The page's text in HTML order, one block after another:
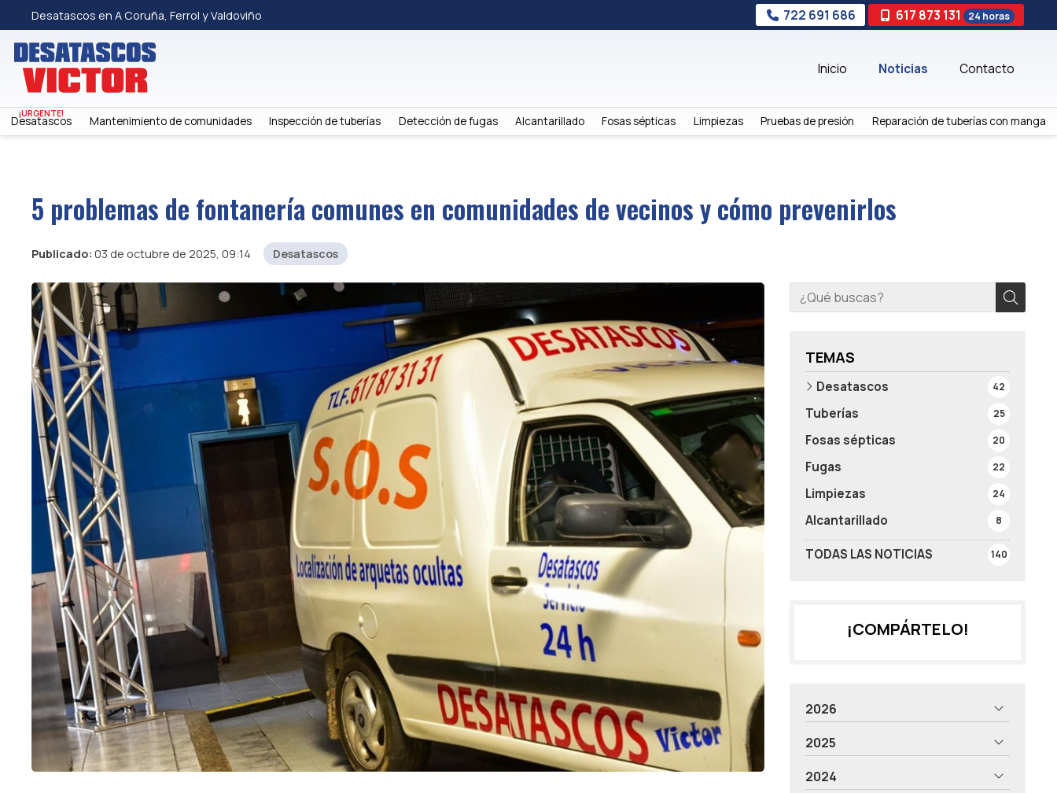
Desatascos en A Coruña, Ferrol y Valdoviño 722 691 686 617 873 131 24 horas
Inicio Noticias Contacto
Desatascos Mantenimiento de comunidades Inspección de tuberías Detección de fugas Alcantarillado Fosas sépticas Limpiezas Pruebas de presión Reparación de tuberías con manga
5 problemas de fontanería comunes en comunidades de vecinos y cómo prevenirlos
Publicado: 03 de octubre de 2025, 09:14 Desatascos
TEMAS
TODAS LAS NOTICIAS 140
Desatascos 42
Tuberías 25
Fosas sépticas 20
Fugas 22
Limpiezas 24
Alcantarillado 8
¡COMPÁRTELO!
2026
2025
2024